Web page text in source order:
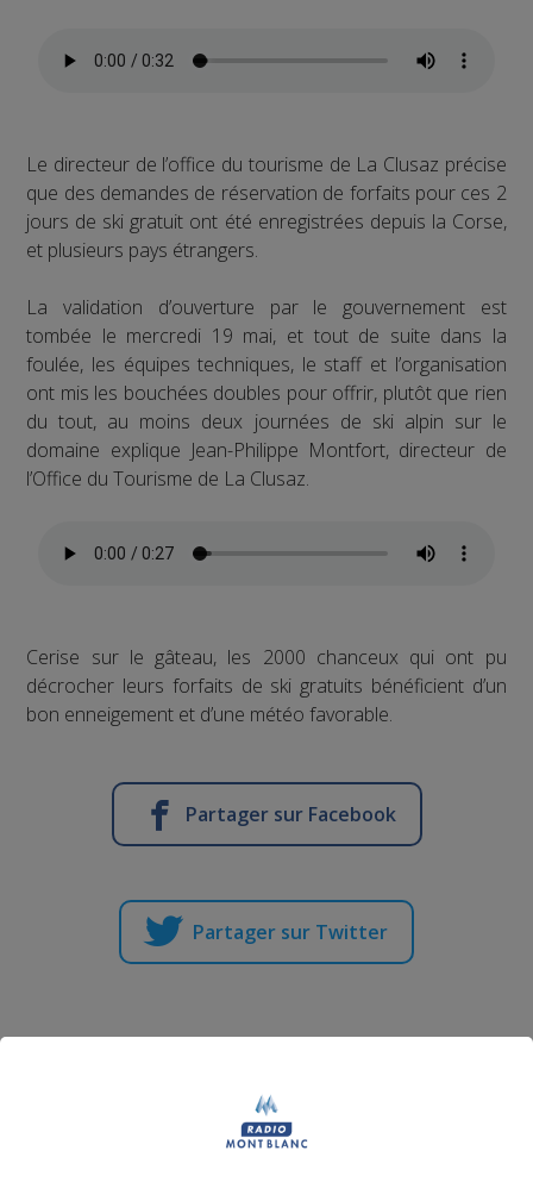
Le directeur de l’office du tourisme de La Clusaz précise
que des demandes de réservation de forfaits pour ces 2
jours de ski gratuit ont été enregistrées depuis la Corse,
et plusieurs pays étrangers.
La validation d’ouverture par le gouvernement est
tombée le mercredi 19 mai, et tout de suite dans la
foulée, les équipes techniques, le staff et l’organisation
ont mis les bouchées doubles pour offrir, plutôt que rien
du tout, au moins deux journées de ski alpin sur le
domaine explique Jean-Philippe Montfort, directeur de
l’Office du Tourisme de La Clusaz.
Cerise sur le gâteau, les 2000 chanceux qui ont pu
décrocher leurs forfaits de ski gratuits bénéficient d’un
bon enneigement et d’une météo favorable.
Partager sur Facebook
Partager sur Twitter